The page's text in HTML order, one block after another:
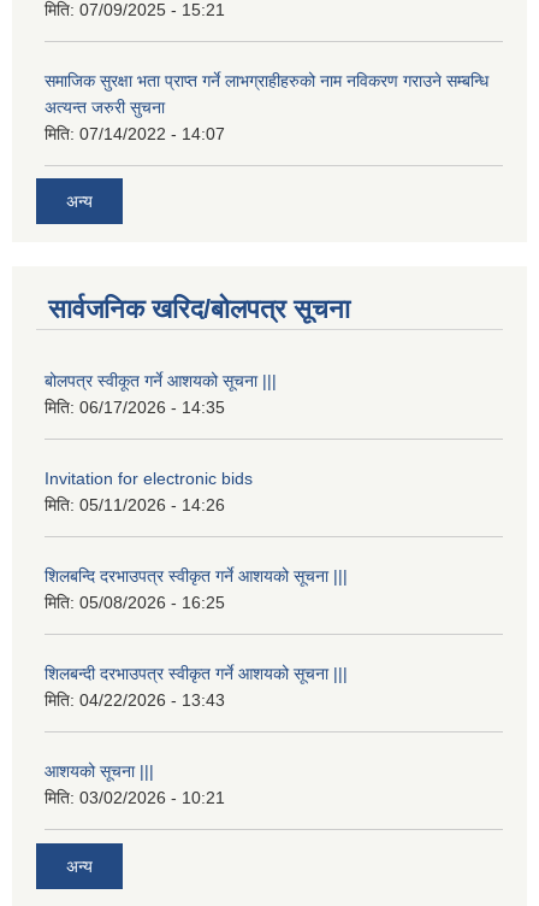
मिति: 07/09/2025 - 15:21
समाजिक सुरक्षा भता प्राप्त गर्ने लाभग्राहीहरुको नाम नविकरण गराउने सम्बन्धि
अत्यन्त जरुरी सुचना
मिति: 07/14/2022 - 14:07
अन्य
सार्वजनिक खरिद/बोलपत्र सूचना
बोलपत्र स्वीकूत गर्ने आशयको सूचना |||
मिति: 06/17/2026 - 14:35
Invitation for electronic bids
मिति: 05/11/2026 - 14:26
शिलबन्दि दरभाउपत्र स्वीकृत गर्ने आशयको सूचना |||
मिति: 05/08/2026 - 16:25
शिलबन्दी दरभाउपत्र स्वीकृत गर्ने आशयको सूचना |||
मिति: 04/22/2026 - 13:43
आशयको सूचना |||
मिति: 03/02/2026 - 10:21
अन्य